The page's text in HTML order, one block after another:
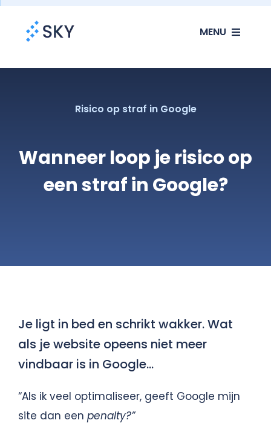
MENU
SEO
SEA
Websites
Klanten
Blog
Contact
Risico op straf in Google
Wanneer loop je risico op
een straf in Google?
Je ligt in bed en schrikt wakker. Wat
als je website opeens niet meer
vindbaar is in Google…
“Als ik veel optimaliseer, geeft Google mijn
site dan een penalty?”